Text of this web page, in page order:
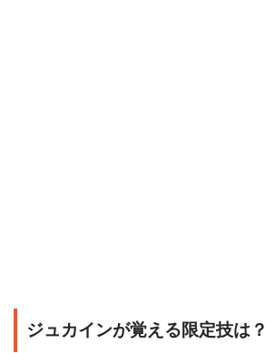
ジュカインが覚える限定技は？